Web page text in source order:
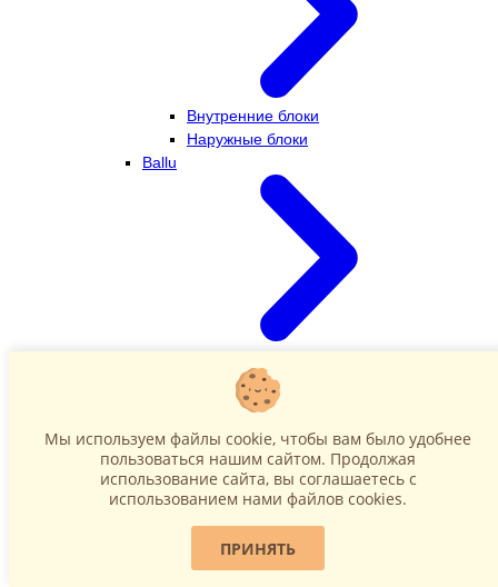
Внутренние блоки
Наружные блоки
Ballu
Наружные блоки
Мы используем файлы cookie, чтобы вам было удобнее
пользоваться нашим сайтом. Продолжая
использование сайта, вы соглашаетесь c
использованием нами файлов cookies.
ПРИНЯТЬ